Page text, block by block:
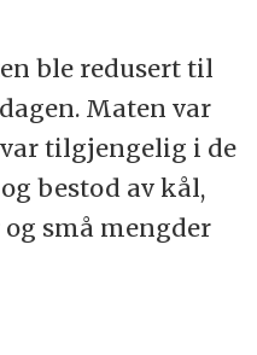
ble redusert til
Maten var
tilgjengelig i de
bestod av kål,
små mengder